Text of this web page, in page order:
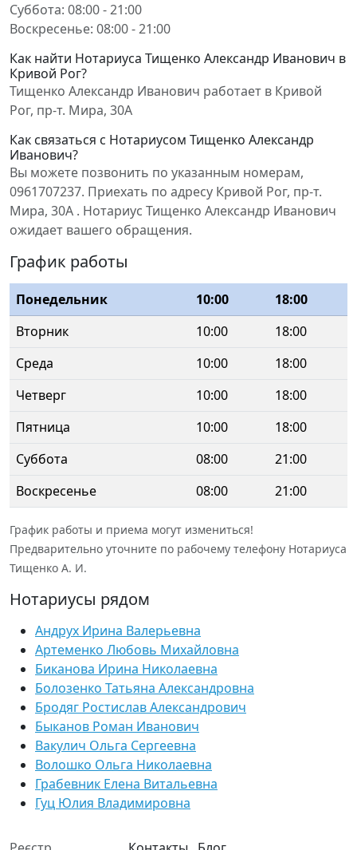
Суббота: 08:00 - 21:00
Воскресенье: 08:00 - 21:00
Как найти Нотариуса Тищенко Александр Иванович в
Кривой Рог?
Тищенко Александр Иванович работает в Кривой
Рог, пр-т. Мира, 30А
Как связаться с Нотариусом Тищенко Александр
Иванович?
Вы можете позвонить по указанным номерам,
0961707237. Приехать по адресу Кривой Рог, пр-т.
Мира, 30А . Нотариус Тищенко Александр Иванович
ожидает вашего обращения.
График работы
Понедельник 10:00
18:00
Вторник
10:00
18:00
Среда
10:00
18:00
Четверг
10:00
18:00
Пятница
10:00
18:00
Суббота
08:00
21:00
Воскресенье
08:00 21:00
График работы и приема могут измениться!
Предварительно уточните по рабочему телефону Нотариуса
Тищенко А. И.
Нотариусы рядом
Андрух Ирина Валерьевна
Артеменко Любовь Михайловна
Биканова Ирина Николаевна
Болозенко Татьяна Александровна
Бродяг Ростислав Александрович
Быканов Роман Иванович
Вакулич Ольга Сергеевна
Волошко Ольга Николаевна
Грабевник Елена Витальевна
Гуц Юлия Владимировна